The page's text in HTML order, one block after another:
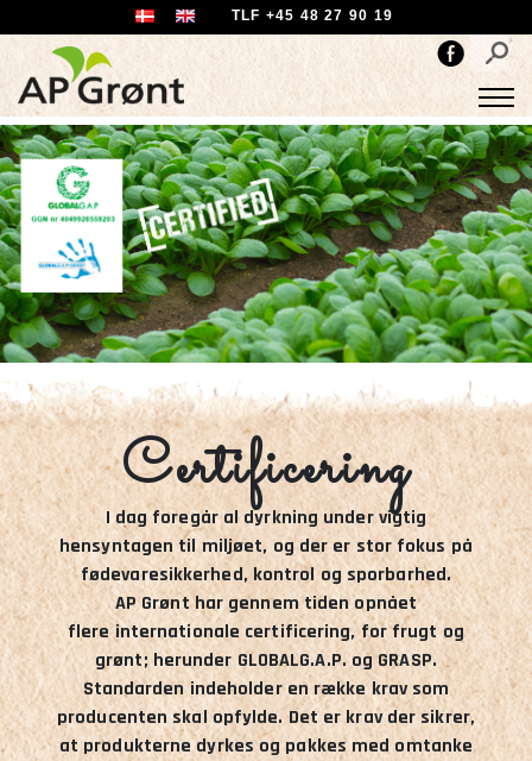
TLF +45 48 27 90 19
Certificering
I dag foregår al dyrkning under vigtig
hensyntagen til miljøet, og der er stor fokus på
fødevaresikkerhed, kontrol og sporbarhed.
AP Grønt har gennem tiden opnået
flere internationale certificering, for frugt og
grønt; herunder GLOBALG.A.P. og GRASP.
Standarden indeholder en række krav som
producenten skal opfylde. Det er krav der sikrer,
at produkterne dyrkes og pakkes med omtanke